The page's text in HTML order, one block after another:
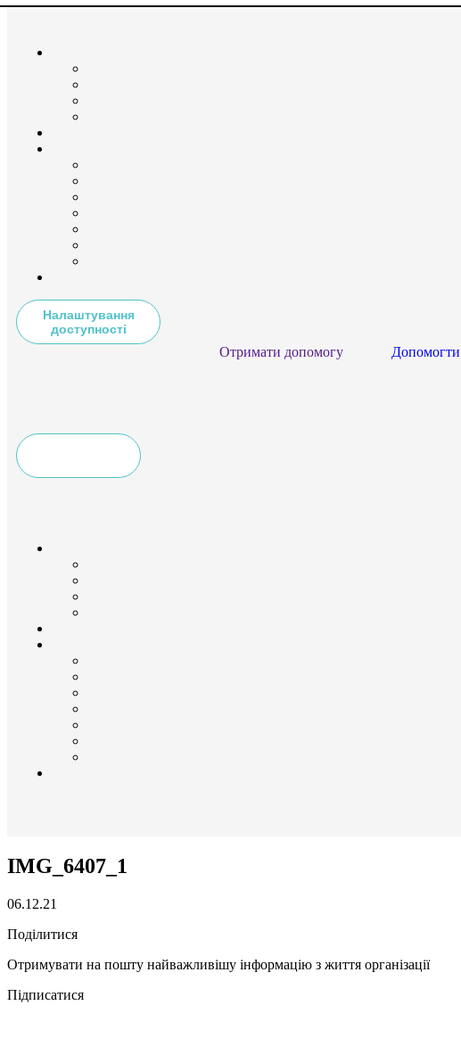
Налаштування
доступності
Отримати допомогу
Допомогти
IMG_6407_1
06.12.21
Поділитися
Отримувати на пошту найважливішу інформацію з життя організації
Підписатися